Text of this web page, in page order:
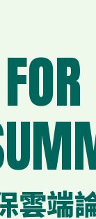
雲端